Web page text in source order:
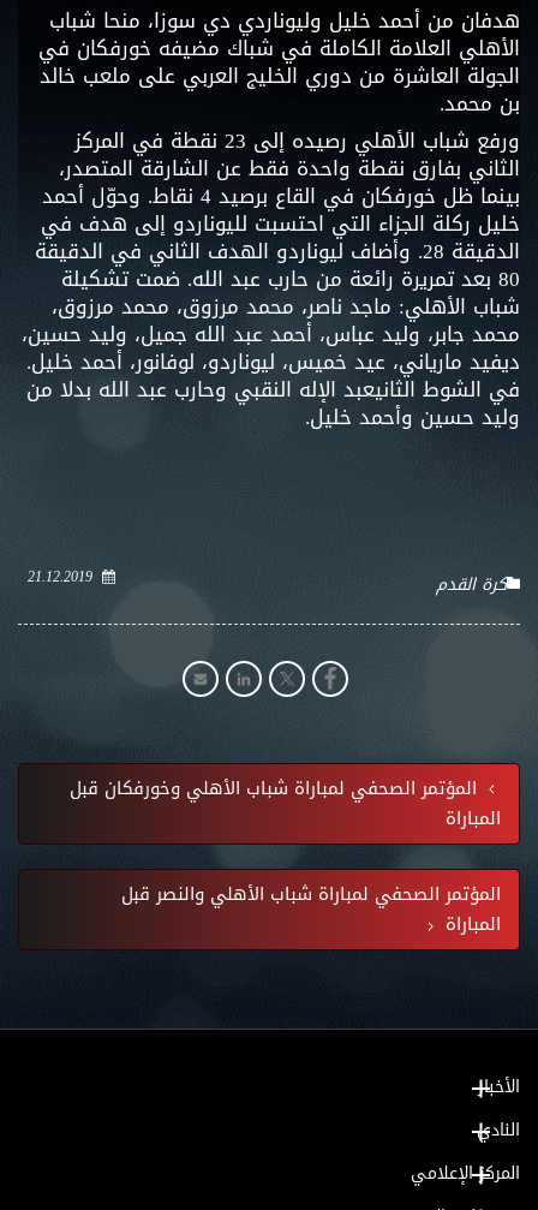
هدفان من أحمد خليل وليوناردي دي سوزا، منحا شباب
الأهلي العلامة الكاملة في شباك مضيفه خورفكان في
الجولة العاشرة من دوري الخليج العربي على ملعب خالد
بن محمد.
ورفع شباب الأهلي رصيده إلى 23 نقطة في المركز
الثاني بفارق نقطة واحدة فقط عن الشارقة المتصدر،
بينما ظل خورفكان في القاع برصيد 4 نقاط. وحوّل أحمد
خليل ركلة الجزاء التي احتسبت لليوناردو إلى هدف في
الدقيقة 28. وأضاف ليوناردو الهدف الثاني في الدقيقة
80 بعد تمريرة رائعة من حارب عبد الله. ضمت تشكيلة
شباب الأهلي: ماجد ناصر، محمد مرزوق، محمد مرزوق،
محمد جابر، وليد عباس، أحمد عبد الله جميل، وليد حسين،
ديفيد مارياني، عيد خميس، ليوناردو، لوفانور، أحمد خليل.
في الشوط الثانيعبد الإله النقبي وحارب عبد الله بدلا من
وليد حسين وأحمد خليل.
21.12.2019 كرة القدم
المؤتمر الصحفي لمباراة شباب الأهلي وخورفكان قبل
المباراة
المؤتمر الصحفي لمباراة شباب الأهلي والنصر قبل
المباراة
الأخبار
النادي
المركز الإعلامي